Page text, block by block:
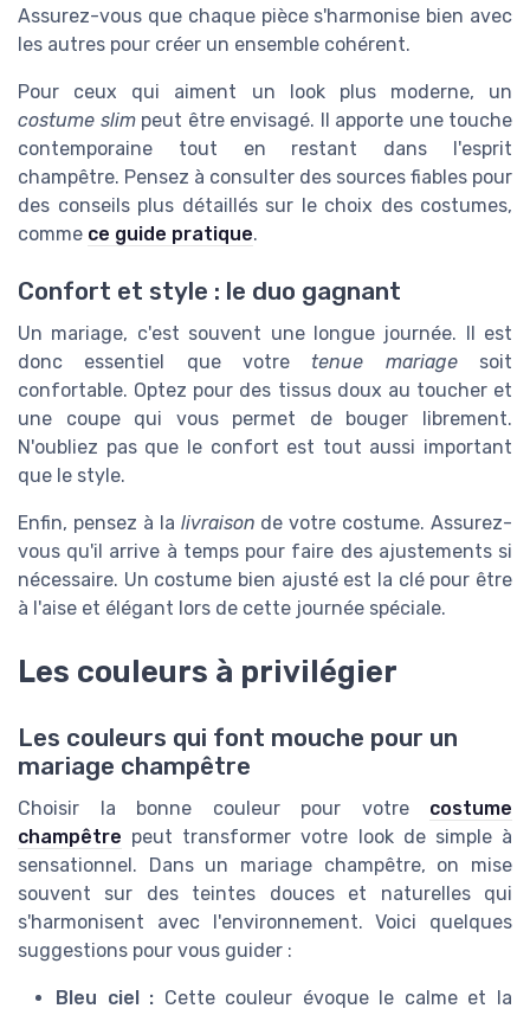
Assurez-vous que chaque pièce s'harmonise bien avec
les autres pour créer un ensemble cohérent.
Pour ceux qui aiment un look plus moderne, un
costume slimpeut être envisagé. Il apporte une touche
contemporaine tout en restant dans l'esprit
champêtre. Pensez à consulter des sources fiables pour
des conseils plus détaillés sur le choix des costumes,
comme ce guide pratique.
Confort et style : le duo gagnant
Un mariage, c'est souvent une longue journée. Il est
donc essentiel que votre tenue mariagesoit
confortable. Optez pour des tissus doux au toucher et
une coupe qui vous permet de bouger librement.
N'oubliez pas que le confort est tout aussi important
que le style.
Enfin, pensez à la livraison de votre costume. Assurez-
vous qu'il arrive à temps pour faire des ajustements si
nécessaire. Un costume bien ajusté est la clé pour être
à l'aise et élégant lors de cette journée spéciale.
Les couleurs à privilégier
Les couleurs qui font mouche pour un
mariage champêtre
Choisir la bonne couleur pour votre costume
champêtre peut transformer votre look de simple à
sensationnel. Dans un mariage champêtre, on mise
souvent sur des teintes douces et naturelles qui
s'harmonisent avec l'environnement. Voici quelques
suggestions pour vous guider :
Bleu ciel : Cette couleur évoque le calme et la